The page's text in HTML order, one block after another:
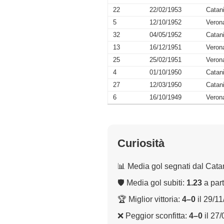
22
22/02/1953
5
12/10/1952
32
04/05/1952
13
16/12/1951
25
25/02/1951
4
01/10/1950
27
12/03/1950
6
16/10/1949
Curiosità
📊 Media gol segnati dal
🛡 Media gol subiti: 1.23 a
🏆 Miglior vittoria: 4–0 il 29/
❌ Peggior sconfitta: 4–0 il 27/